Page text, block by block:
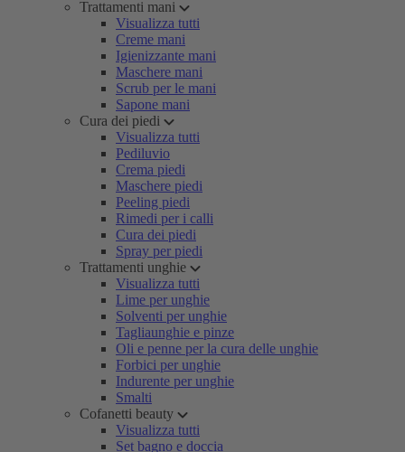
Trattamenti mani
Visualizza tutti
Creme mani
Igienizzante mani
Maschere mani
Scrub per le mani
Sapone mani
Cura dei piedi
Visualizza tutti
Pediluvio
Crema piedi
Maschere piedi
Peeling piedi
Rimedi per i calli
Cura dei piedi
Spray per piedi
Trattamenti unghie
Visualizza tutti
Lime per unghie
Solventi per unghie
Tagliaunghie e pinze
Oli e penne per la cura delle unghie
Forbici per unghie
Indurente per unghie
Smalti
Cofanetti beauty
Visualizza tutti
Set bagno e doccia